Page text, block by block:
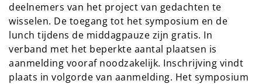
deelnemers van het project van gedachten te
wisselen. De toegang tot het symposium en de
lunch tijdens de middagpauze zijn gratis. In
verband met het beperkte aantal plaatsen is
aanmelding vooraf noodzakelijk. Inschrijving vindt
plaats in volgorde van aanmelding. Het symposium